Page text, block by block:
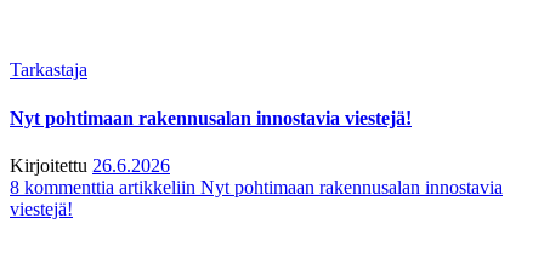
Tarkastaja
Nyt pohtimaan rakennusalan innostavia viestejä!
Kirjoitettu 26.6.2026
8 kommenttia artikkeliin Nyt pohtimaan rakennusalan innostavia
viestejä!